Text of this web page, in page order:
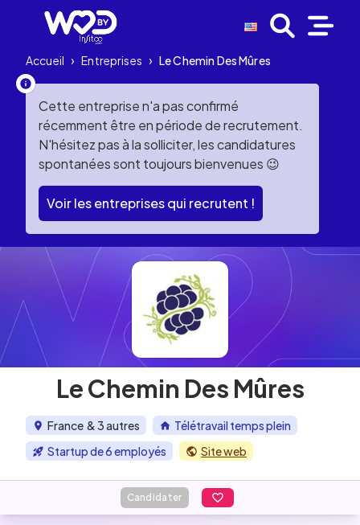
Accueil › Entreprises › Le Chemin Des Mûres
Cette entreprise n'a pas confirmé
récemment être en période de recrutement.
N'hésitez pas à la solliciter, les candidatures
spontanées sont toujours bienvenues 😉
Voir les entreprises qui recrutent !
Le Chemin Des Mûres
France & 3 autres
Télétravail temps plein
Startup de 6 employés
Site web
Candidater